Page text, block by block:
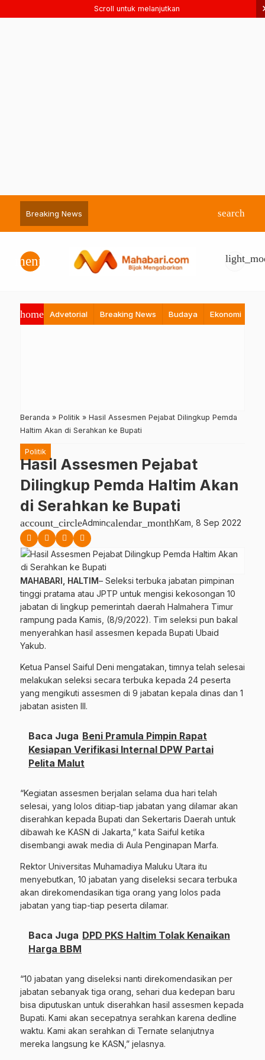
Scroll untuk melanjutkan
Breaking News search
menu
home Advetorial Breaking News Budaya Ekonomi
Beranda » Politik » Hasil Assesmen Pejabat Dilingkup Pemda
Haltim Akan di Serahkan ke Bupati
Politik
Hasil Assesmen Pejabat
Dilingkup Pemda Haltim Akan
di Serahkan ke Bupati
account_circleAdmincalendar_monthKam, 8 Sep 2022
MAHABARI, HALTIM– Seleksi terbuka jabatan pimpinan
tinggi pratama atau JPTP untuk mengisi kekosongan 10
jabatan di lingkup pemerintah daerah Halmahera Timur
rampung pada Kamis, (8/9/2022). Tim seleksi pun bakal
menyerahkan hasil assesmen kepada Bupati Ubaid
Yakub.
Ketua Pansel Saiful Deni mengatakan, timnya telah selesai
melakukan seleksi secara terbuka kepada 24 peserta
yang mengikuti assesmen di 9 jabatan kepala dinas dan 1
jabatan asisten III.
Baca Juga Beni Pramula Pimpin Rapat
Kesiapan Verifikasi Internal DPW Partai
Pelita Malut
“Kegiatan assesmen berjalan selama dua hari telah
selesai, yang lolos ditiap-tiap jabatan yang dilamar akan
diserahkan kepada Bupati dan Sekertaris Daerah untuk
dibawah ke KASN di Jakarta,” kata Saiful ketika
disembangi awak media di Aula Penginapan Marfa.
Rektor Universitas Muhamadiya Maluku Utara itu
menyebutkan, 10 jabatan yang diseleksi secara terbuka
akan direkomendasikan tiga orang yang lolos pada
jabatan yang tiap-tiap peserta dilamar.
Baca Juga DPD PKS Haltim Tolak Kenaikan
Harga BBM
“10 jabatan yang diseleksi nanti direkomendasikan per
jabatan sebanyak tiga orang, sehari dua kedepan baru
bisa diputuskan untuk diserahkan hasil assesmen kepada
Bupati. Kami akan secepatnya serahkan karena dedline
waktu. Kami akan serahkan di Ternate selanjutnya
mereka langsung ke KASN,” jelasnya.